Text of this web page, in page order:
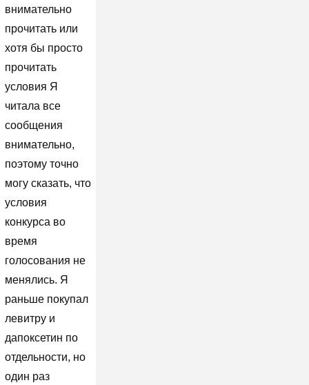
внимательно
прочитать или
хотя бы просто
прочитать
условия Я
читала все
сообщения
внимательно,
поэтому точно
могу сказать, что
условия
конкурса во
время
голосования не
менялись. Я
раньше покупал
левитру и
дапоксетин по
отдельности, но
один раз